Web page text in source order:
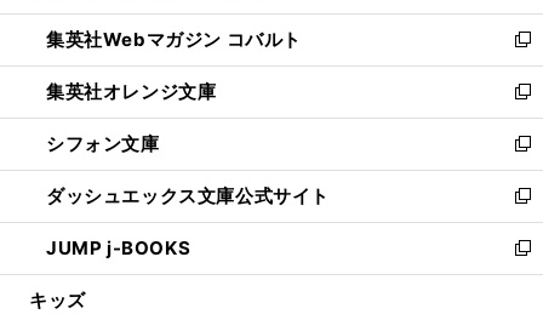
開
く
ウ
で
開
く
ン
ド
ウ
で
開
く
ウ
ィ
ン
ド
ウ
で
開
く
集英社Webマガジン コバルト
新
し
い
ウ
ィ
ン
ド
ウ
で
開
集英社オレンジ文庫
新
し
い
ウ
ィ
ン
ド
ウ
シフォン文庫
新
し
い
ウ
ィ
ン
ダッシュエックス文庫公式サイト
新
し
い
ウ
JUMP j-BOOKS
新
し
キッズ